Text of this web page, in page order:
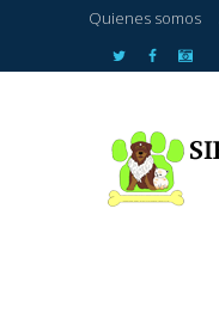
Quienes somos